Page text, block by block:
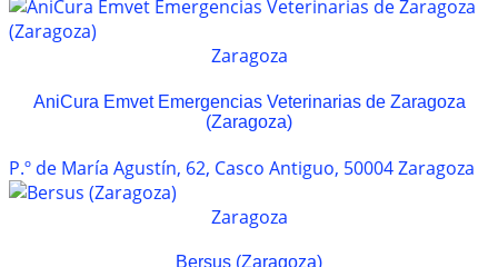
Zaragoza
AniCura Emvet Emergencias Veterinarias de Zaragoza
(Zaragoza)
P.º de María Agustín, 62, Casco Antiguo, 50004 Zaragoza
Zaragoza
Bersus (Zaragoza)